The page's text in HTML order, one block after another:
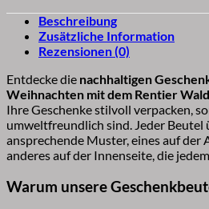
Beschreibung
Zusätzliche Information
Rezensionen (0)
Entdecke die nachhaltigen
Weihnachten mit dem Rentier
Ihre Geschenke stilvoll verpacken,
umweltfreundlich sind. Jeder Beutel
ansprechende Muster, eines auf der
anderes auf der Innenseite, die
Warum unsere